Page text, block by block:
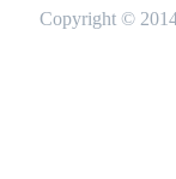
Copyright ©